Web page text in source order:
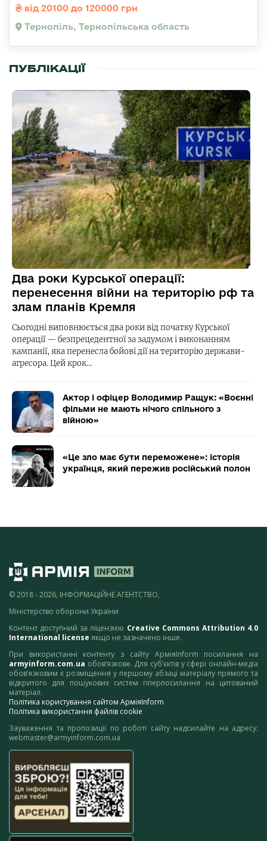
від 20100 до 120000 грн
Тернопіль, Тернопільська область
ПУБЛІКАЦІЇ
Два роки Курської операції:
перенесення війни на територію рф та
злам планів Кремля
Сьогодні виповнюється два роки від початку Курської
операції — безпрецедентної за задумом і виконанням
кампанії, яка перенесла бойові дії на територію держави-
агресора. Цей крок…
Актор і офіцер Володимир Ращук: «Воєнні
фільми не мають нічого спільного з
війною»
«Це зло має бути переможене»: історія
українця, який пережив російський полон
© 2018 - 2026, ІНФОРМАЦІЙНЕ АГЕНТСТВО,
Міністерство оборони України
Контент доступний за ліцензією Creative Commons Attribution 4.0
International license якщо не зазначено інше.
При використанні контенту з сайту АрміяInform посилання на
armyinform.com.ua обов’язкове. Для суб’єктів у сфері онлайн-медіа
обов’язковим є розміщення у першому абзаці матеріалу прямого та
відкритого для пошукових систем гіперпосилання на цитований
матеріал.
Політика користування сайтом АрміяInform
Політика використання файлів cookie
Зауваження та пропозиції по роботі сайту надсилайте на адресу:
webmaster@armyinform.com.ua